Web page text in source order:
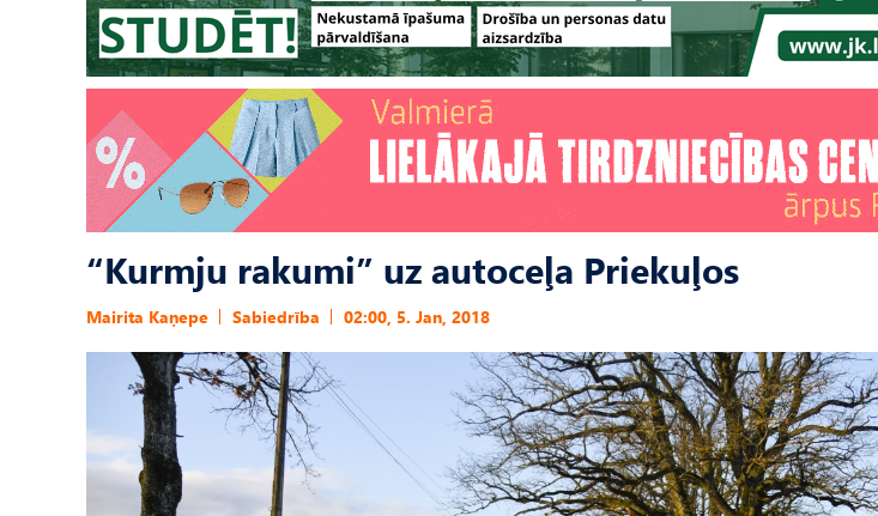
“Kurmju rakumi” uz autoceļa Priekuļos
Mairita Kaņepe Sabiedrība 02:00, 5. Jan, 2018